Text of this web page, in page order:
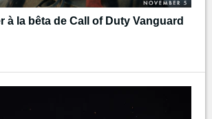
à la bêta de Call of Duty Vanguard